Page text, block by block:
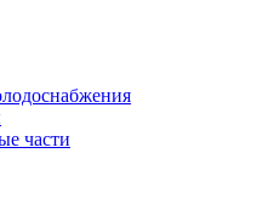
части